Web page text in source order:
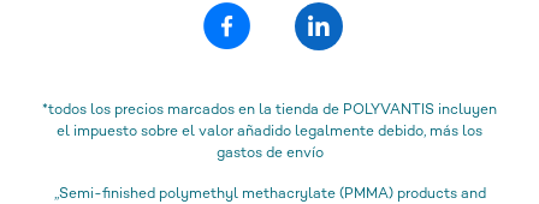
*todos los precios marcados en la tienda de POLYVANTIS incluyen
el impuesto sobre el valor añadido legalmente debido, más los
gastos de envío
„Semi-finished polymethyl methacrylate (PMMA) products and